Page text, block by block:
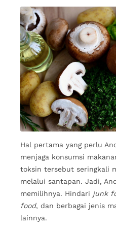
Hal pertama yang perlu
menjaga konsumsi
toksin tersebut seringkali
melalui santapan. Jadi,
memilihnya. Hindari junk
food, dan berbagai jenis
lainnya.